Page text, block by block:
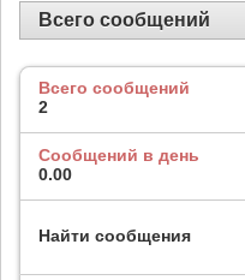
Всего сообщений
Всего сообщений
2
Сообщений в день
0.00
Найти сообщения